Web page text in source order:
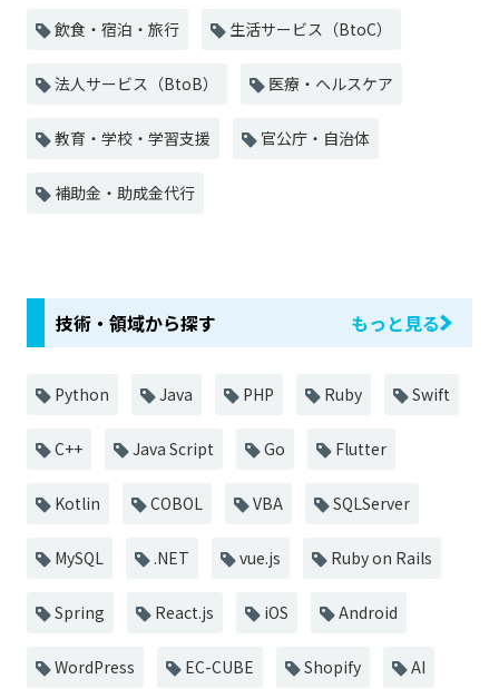
飲食・宿泊・旅行 生活サービス（BtoC）
法人サービス（BtoB） 医療・ヘルスケア
教育・学校・学習支援 官公庁・自治体
補助金・助成金代行
技術・領域から探す もっと見る
Python Java PHP Ruby Swift
C++ Java Script Go Flutter
Kotlin COBOL VBA SQLServer
MySQL .NET vue.js Ruby on Rails
Spring React.js iOS Android
WordPress EC-CUBE Shopify AI